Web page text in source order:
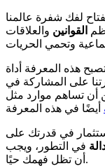
لفك شفرة عالمنا
القوانين والعلاقات
هذه المعرفة أداة
على المشاركة في
استثمار في قدرتك على
في التطور، ويجب
أن تظل فهمك حيًا.